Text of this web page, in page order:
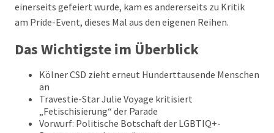
einerseits gefeiert wurde, kam es andererseits zu Kritik
am Pride-Event, dieses Mal aus den eigenen Reihen.
Das Wichtigste im Überblick
Kölner CSD zieht erneut Hunderttausende Menschen
an
Travestie-Star Julie Voyage kritisiert
„Fetischisierung“ der Parade
Vorwurf: Politische Botschaft der LGBTIQ+-